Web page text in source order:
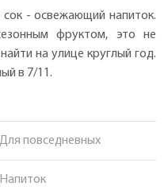
сок - освежающий напиток.
фруктом, это не
на улице круглый год.
в 7/11.
Для повседневных
Напиток